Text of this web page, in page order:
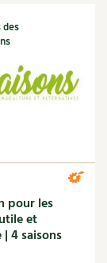
pour les
et
4 saisons